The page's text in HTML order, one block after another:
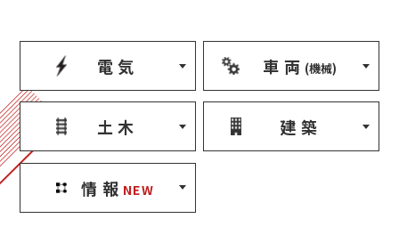
電気 車両 (機械)
土木 建築
情報 NEW